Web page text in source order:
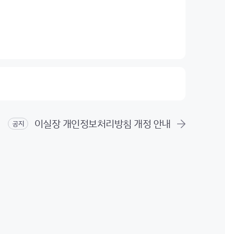
공지 이실장 개인정보처리방침 개정 안내